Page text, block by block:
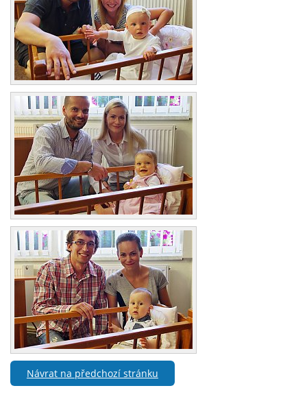
Návrat na předchozí stránku